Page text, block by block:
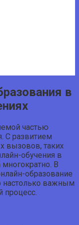
в
частью
С развитием
вызовов, таких
обучения в
многократно. В
образование
настолько важным
процесс.